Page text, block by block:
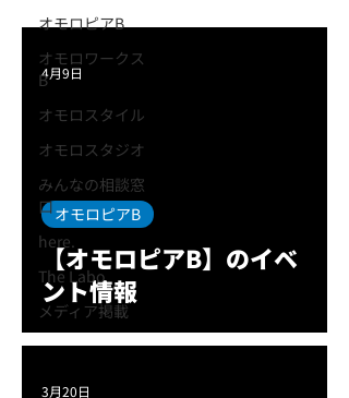
オモロピアB
オモロワークス
B
オモロスタイル
オモロスタジオ
みんなの相談窓
口
here.
The Labo
メディア掲載
【オモロピアB】のイベ
ント情報
オモロピアB
4月9日
3月20日